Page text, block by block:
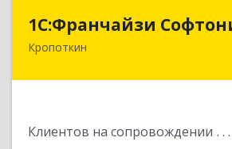
1С:Франчайзи
Кропоткин
Клиентов на сопровождении
352380, Краснодарский край,